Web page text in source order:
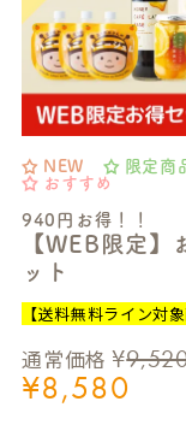
940円お得！！
【WEB限定】
ット
NEW
限定商
おすすめ
通常価格 ¥
¥8,580
【送料無料ライン対象